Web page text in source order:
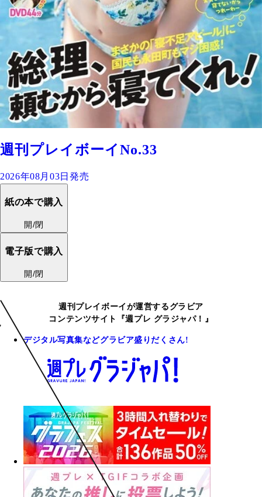
週刊プレイボーイNo.33
2026年08月03日発売
紙の本で購入
開/閉
電子版で購入
開/閉
週刊プレイボーイが運営するグラビア
コンテンツサイト『週プレ グラジャパ！』
デジタル写真集などグラビア盛りだくさん!